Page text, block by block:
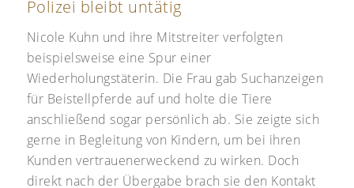
Polizei bleibt untätig
Nicole Kuhn und ihre Mitstreiter verfolgten
beispielsweise eine Spur einer
Wiederholungstäterin. Die Frau gab Suchanzeigen
für Beistellpferde auf und holte die Tiere
anschließend sogar persönlich ab. Sie zeigte sich
gerne in Begleitung von Kindern, um bei ihren
Kunden vertrauenerweckend zu wirken. Doch
direkt nach der Übergabe brach sie den Kontakt